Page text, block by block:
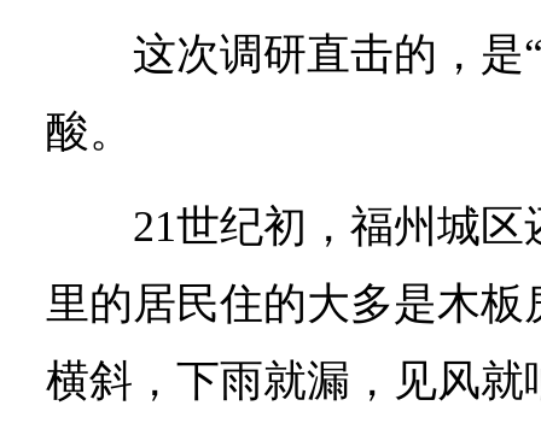
这次调研直击的，是
酸。
21世纪初，福州城
里的居民住的大多是木
横斜，下雨就漏，见风